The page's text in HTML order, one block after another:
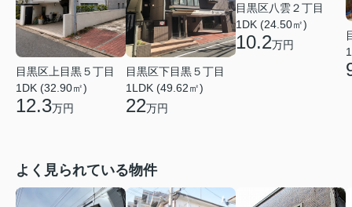
目黒区上目黒５丁目
1DK (32.90㎡)
12.3万円
目黒区下目黒５丁目
1LDK (49.62㎡)
22万円
目黒区八雲２丁目
1DK (24.50㎡)
10.2万円
よく見られている物件